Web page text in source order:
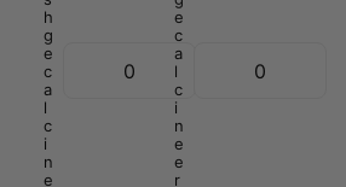
h
g
e
c
a
l
c
i
n
e
e
c
a
l
c
i
n
e
e
r